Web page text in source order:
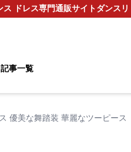
ス ドレス専門通販サイトダンスリ
記事一覧
優美な舞踏装 華麗なツーピース